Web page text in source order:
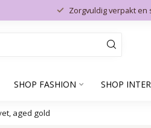
Zorgvuldig verpakt
SHOP FASHION SHOP
aged gold